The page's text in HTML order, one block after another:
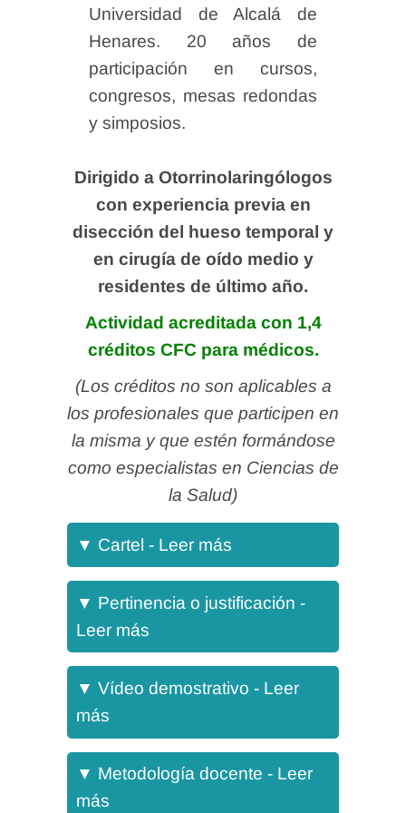
Universidad de Alcalá de
Henares. 20 años de
participación en cursos,
congresos, mesas redondas
y simposios.
Dirigido a Otorrinolaringólogos
con experiencia previa en
disección del hueso temporal y
en cirugía de oído medio y
residentes de último año.
Actividad acreditada con 1,4
créditos CFC para médicos.
(Los créditos no son aplicables a
los profesionales que participen en
la misma y que estén formándose
como especialistas en Ciencias de
la Salud)
▼ Cartel - Leer más
Este curso de ocho horas de
duración está destinado
otorrinolaringólogos que ya hayan
realizado cursos de disección
temporal y que quieran adquirir
destreza en la disección de hueso
temporal así como realizar
distintas técnicas quirúrgicas. Por
▼ Pertinencia o justificación -
Leer más
▼ Vídeo demostrativo - Leer
más
La metodología del curso consiste
en disponer de clases teóricas
▼ Metodología docente - Leer
más